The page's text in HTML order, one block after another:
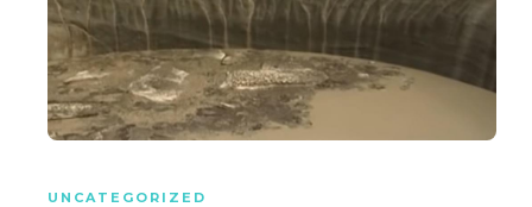
UNCATEGORIZED